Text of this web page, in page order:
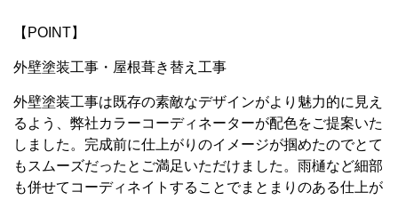
【POINT】
外壁塗装工事・屋根葺き替え工事
外壁塗装工事は既存の素敵なデザインがより魅力的に見え
るよう、弊社カラーコーディネーターが配色をご提案いた
しました。完成前に仕上がりのイメージが掴めたのでとて
もスムーズだったとご満足いただけました。雨樋など細部
も併せてコーディネイトすることでまとまりのある仕上が